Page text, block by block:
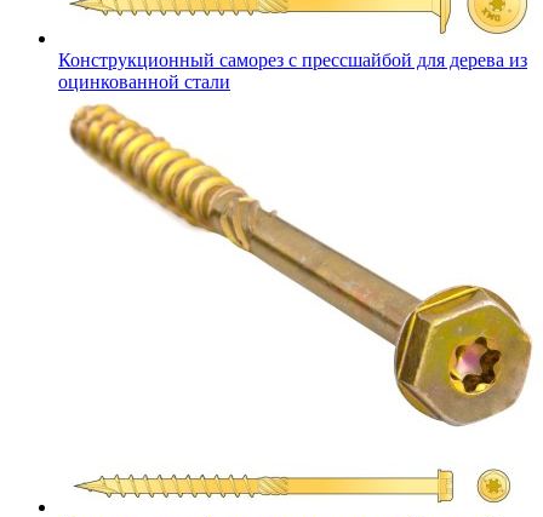
Конструкционный саморез с прессшайбой для дерева из
оцинкованной стали